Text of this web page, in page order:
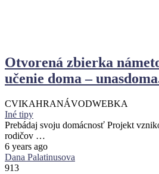
Otvorená zbierka
učenie doma –
CVIKAHRANÁVODWEBKA
Iné tipy
Prebádaj svoju domácnosť Projekt
rodičov …
6 years ago
Dana Palatinusova
913